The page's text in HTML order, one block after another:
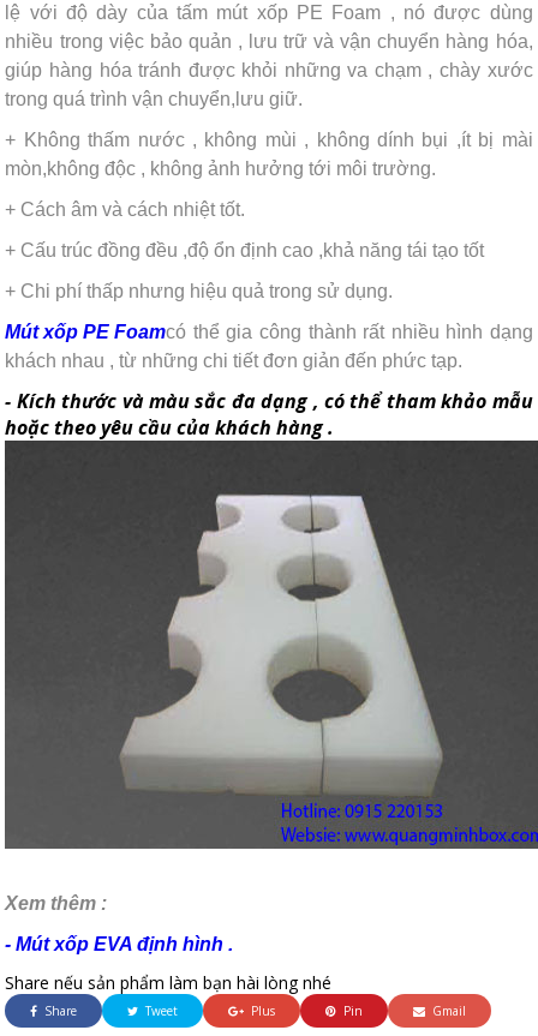
lệ với độ dày của tấm mút xốp PE Foam , nó được dùng
nhiều trong việc bảo quản , lưu trữ và vận chuyển hàng hóa,
giúp hàng hóa tránh được khỏi những va chạm , chày xước
trong quá trình vận chuyển,lưu giữ.
+ Không thấm nước , không mùi , không dính bụi ,ít bị mài
mòn,không độc , không ảnh hưởng tới môi trường.
+ Cách âm và cách nhiệt tốt.
+ Cấu trúc đồng đều ,độ ổn định cao ,khả năng tái tạo tốt
+ Chi phí thấp nhưng hiệu quả trong sử dụng.
Mút xốp PE Foamcó thể gia công thành rất nhiều hình dạng
khách nhau , từ những chi tiết đơn giản đến phức tạp.
- Kích thước và màu sắc đa dạng , có thể tham khảo mẫu
hoặc theo yêu cầu của khách hàng .
Xem thêm :
- Mút xốp EVA định hình .
Share nếu sản phẩm làm bạn hài lòng nhé
Share Tweet Plus Pin Gmail